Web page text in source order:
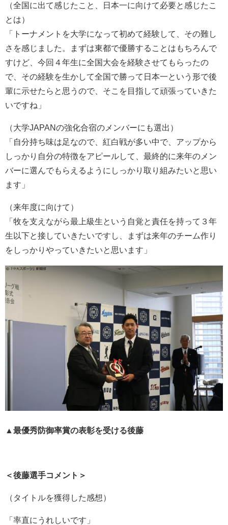
（全国に出て感じたこと、日本一に向けて必要と感じたこ
とは）
「トーナメントを大学になって初めて経験して、その難し
さを感じました。まずは東都で優勝することはもちろんで
すけど、今回４年生に全国大会を経験させてもらったの
で、その経験を生かして全国で勝って日本一という形で後
輩に示せたらと思うので、そこを目指して頑張っていきた
いですね」
（大学JAPANの強化合宿のメンバーにも選出）
「自分持ち味は足なので、紅白戦が多い中で、アップから
しっかり自分の特徴をアピールして、最終的に来年のメン
バーに選んでもらえるようにしっかり取り組みたいと思い
ます」
（来年度に向けて）
「牧を支えながら最上級生という自覚と責任を持って３年
生以下と接していきたいですし、まずは来年のチーム作り
をしっかりやっていきたいと思います」
▲最優秀防御率賞の表彰を受ける後藤
＜後藤選手コメント＞
（タイトルを獲得した感想）
「率直にうれしいです」